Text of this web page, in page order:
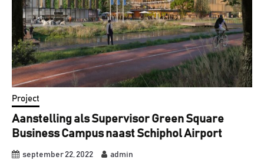
Project
Aanstelling als Supervisor Green Square
Business Campus naast Schiphol Airport
september 22, 2022 admin